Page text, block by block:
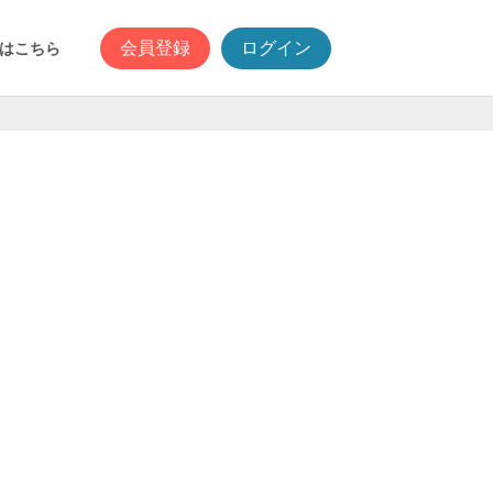
こちら 会員登録 ログイン